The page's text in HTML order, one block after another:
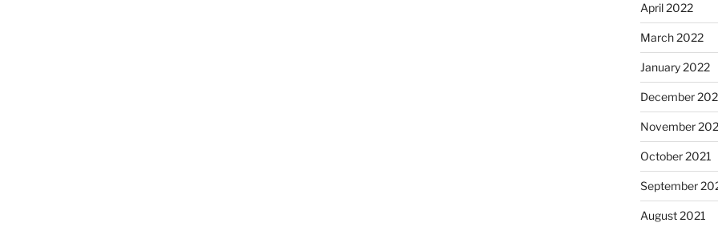
April 2022
March 2022
January 2022
December
November
October 2021
September
August 2021